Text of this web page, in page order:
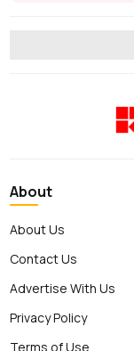
About
About Us
Contact Us
Advertise With Us
Privacy Policy
Terms of Use